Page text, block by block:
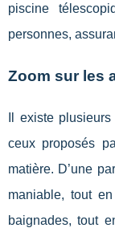
piscine
personnes,
Zoom sur les
Il existe
ceux proposés
matière. D’une
maniable, tout
baignades, tout